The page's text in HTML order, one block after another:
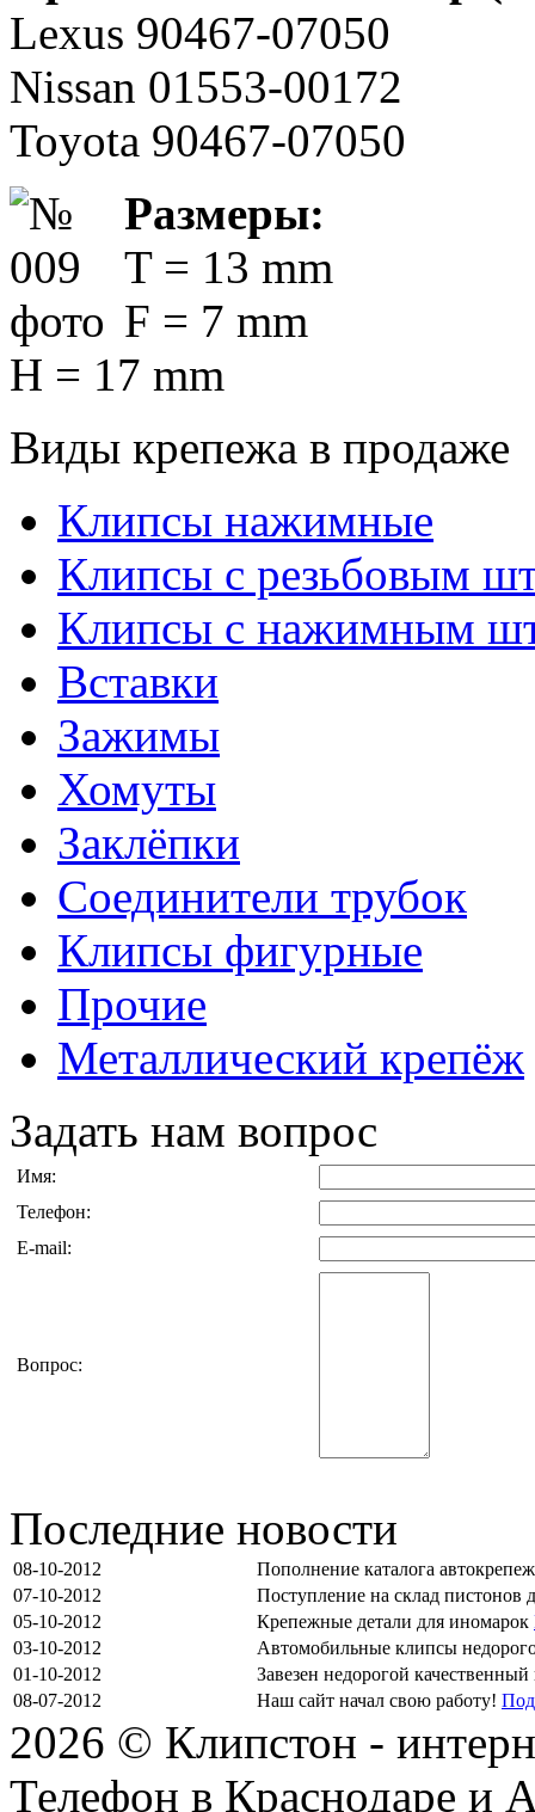
Lexus 90467-07050
Nissan 01553-00172
Toyota 90467-07050
Размеры:
T = 13 mm
F = 7 mm
H = 17 mm
Виды крепежа в продаже
Клипсы нажимные
Клипсы с резьбовым
Клипсы с нажимным
Вставки
Зажимы
Хомуты
Заклёпки
Соединители трубок
Клипсы фигурные
Прочие
Металлический крепёж
Задать нам вопрос
Имя:
Телефон:
E-mail:
Вопрос:
Последние новости
08-10-2012
Пополнение каталога
07-10-2012
Поступление на склад пистонов
05-10-2012
Крепежные детали для иномарок
03-10-2012
Автомобильные клипсы
01-10-2012
Завезен недорогой
08-07-2012
Наш сайт начал свою работу!
2026 © Клипстон -
Телефон в Краснодаре и